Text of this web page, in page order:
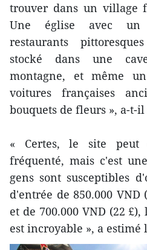
trouver dans un village
Une église avec un
restaurants
stocké dans une
montagne, et même
voitures françaises
bouquets de fleurs », a-t-il
« Certes, le site peut
fréquenté, mais c'est
gens sont susceptibles
d'entrée de 850.000
et de 700.000 VND (22
est incroyable », a estimé